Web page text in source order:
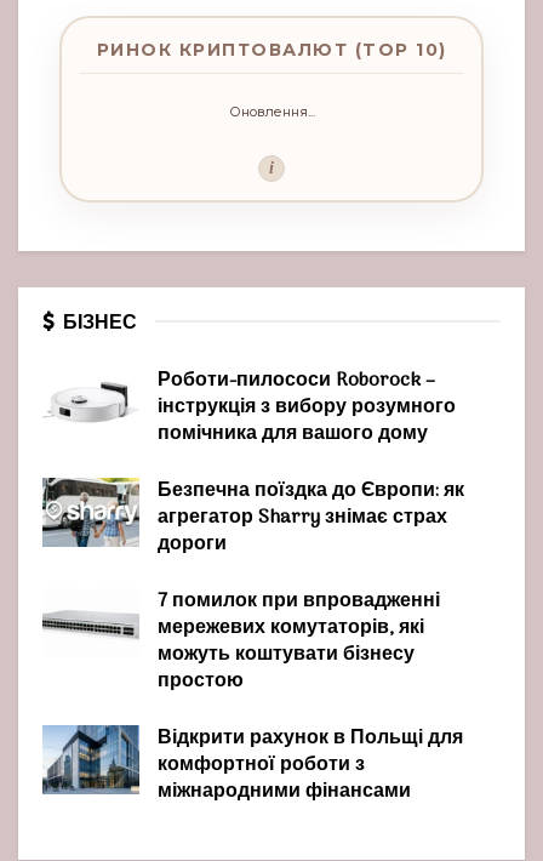
РИНОК КРИПТОВАЛЮТ (TOP 10)
Оновлення...
i
БІЗНЕС
Роботи-пилососи Roborock –
інструкція з вибору розумного
помічника для вашого дому
Безпечна поїздка до Європи: як
агрегатор Sharry знімає страх
дороги
7 помилок при впровадженні
мережевих комутаторів, які
можуть коштувати бізнесу
простою
Відкрити рахунок в Польщі для
комфортної роботи з
міжнародними фінансами